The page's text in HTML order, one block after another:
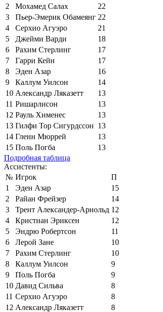
2
Мохамед Салах
22
3
Пьер-Эмерик Обамеянг 22
4
Серхио Агуэро
21
5
Джейми Варди
18
6
Рахим Стерлинг
17
7
Гарри Кейн
17
8
Эден Азар
16
9
Каллум Уилсон
14
10 Александр Ляказетт
13
11 Ришарлисон
13
12 Рауль Хименес
13
13 Гилфи Тор Сигурдссон 13
14 Гленн Мюррей
13
15 Поль Погба
13
Подробная таблица
Ассистенты:
№ Игрок
П
1
Эден Азар
15
2
Райан Фрейзер
14
3
Трент Александер-Арнольд 12
4
Кристиан Эриксен
12
5
Эндрю Робертсон
11
6
Лерой Зане
10
7
Рахим Стерлинг
10
8
Каллум Уилсон
9
9
Поль Погба
9
10 Давид Сильва
8
11 Серхио Агуэро
8
12 Александр Ляказетт
8